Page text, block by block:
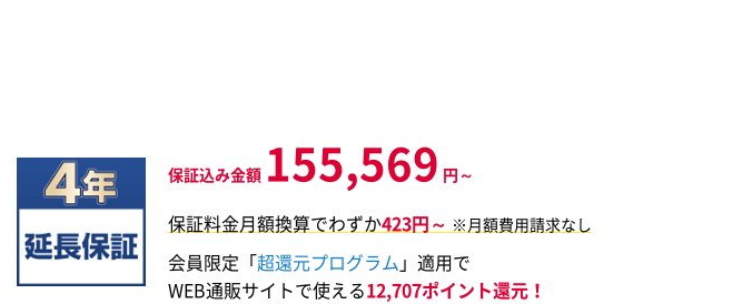
保証込み金額 155,569 円～
保証料金月額換算でわずか423円～ ※月額費用請求なし
会員限定「超還元プログラム 」適用で
WEB通販サイトで使える12,707ポイント還元！